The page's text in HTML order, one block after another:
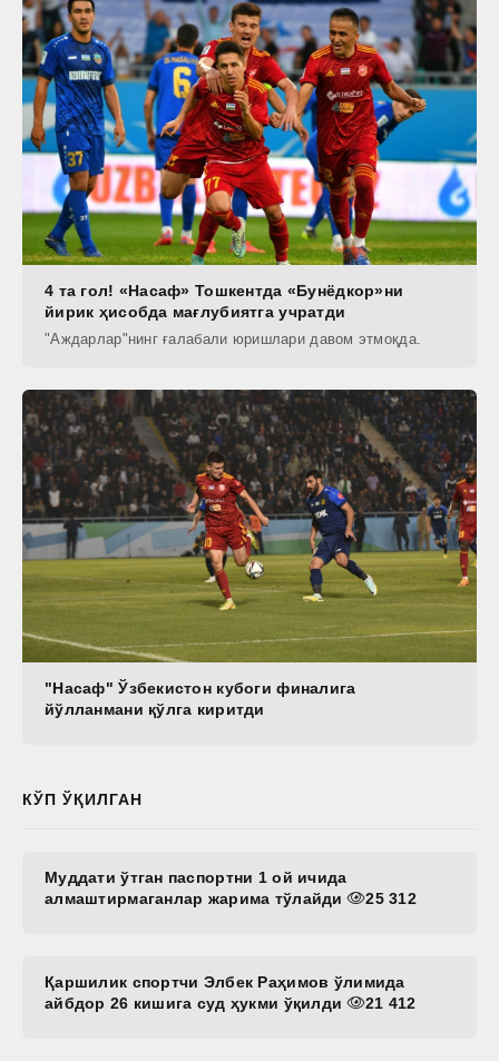
4 та гол! «Насаф» Тошкентда «Бунёдкор»ни
йирик ҳисобда мағлубиятга учратди
"Аждарлар"нинг ғалабали юришлари давом этмоқда.
"Насаф" Ўзбекистон кубоги финалига
йўлланмани қўлга киритди
КЎП ЎҚИЛГАН
Муддати ўтган паспортни 1 ой ичида
алмаштирмаганлар жарима тўлайди
25 312
Қаршилик спортчи Элбек Раҳимов ўлимида
айбдор 26 кишига суд ҳукми ўқилди
21 412